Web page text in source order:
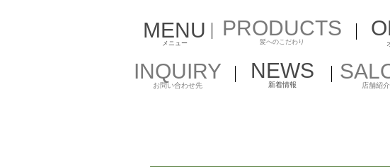
MENU
メニュー
PRODUCTS
​髪へのこだわり
INQUIRY
お問い合わせ先
NEWS
新着情報 ​店舗紹介​